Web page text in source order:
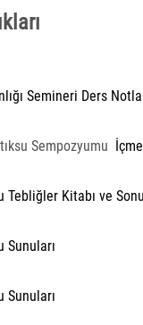
Semineri Ders
Sempozyumu
Tebliğler Kitabı ve
Sunuları
Sunuları